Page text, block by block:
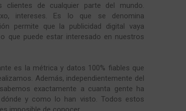
clientes de cualquier parte del mundo.
intereses. Es lo que se denomina
permite que la publicidad digital vaya
que puede estar interesado en nuestros
es la métrica y datos 100% fiables que
Además, independientemente del
exactamente a cuanta gente ha
y como lo han visto. Todos estos